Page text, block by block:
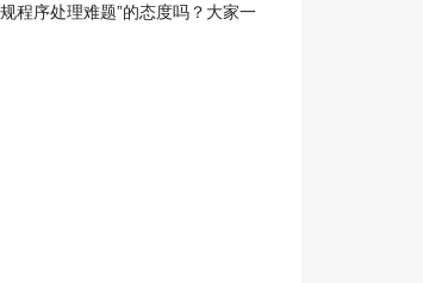
程序处理难题”的态度吗？大家一